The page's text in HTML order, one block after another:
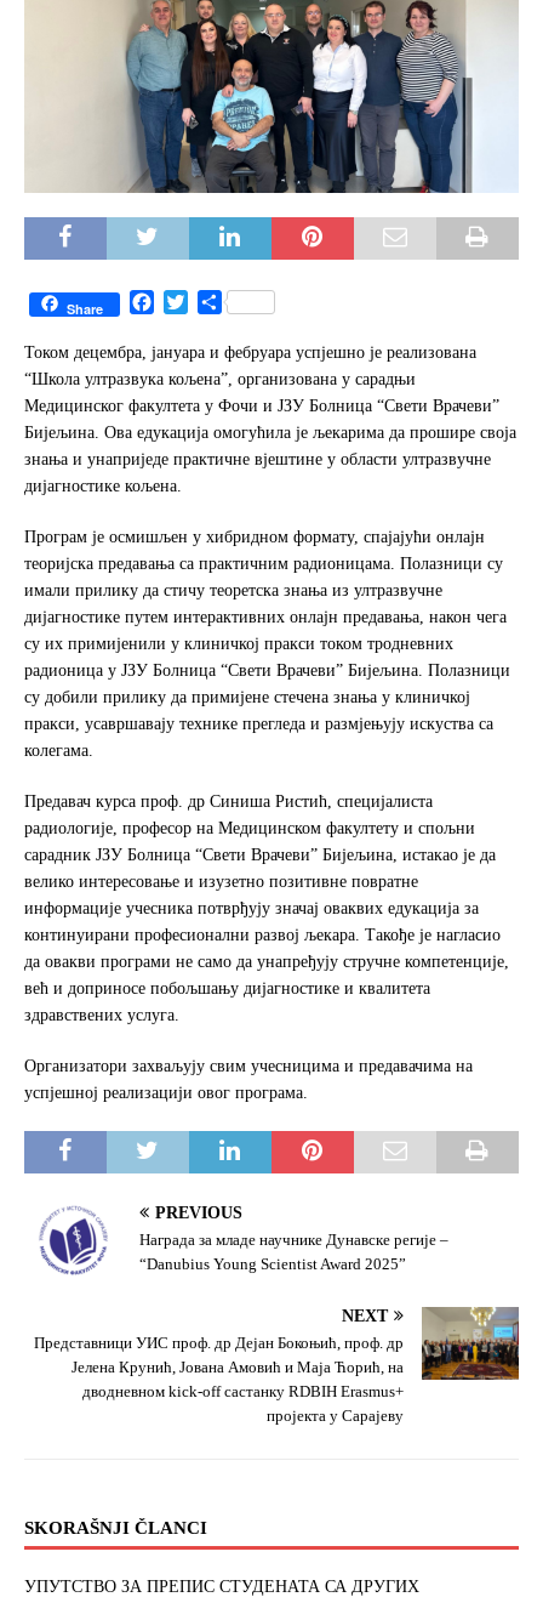
Share
c
e
b
o
k
i
t
t
r
S
a
r
e
Током децембра, јануара и фебруара успјешно је реализована
“Школа ултразвука кољена”, организована у сарадњи
Медицинског факултета у Фочи и ЈЗУ Болница “Свети Врачеви”
Бијељина. Ова едукација омогућила је љекарима да прошире своја
знања и унаприједе практичне вјештине у области ултразвучне
дијагностике кољена.
Програм је осмишљен у хибридном формату, спајајући онлајн
теоријска предавања са практичним радионицама. Полазници су
имали прилику да стичу теоретска знања из ултразвучне
дијагностике путем интерактивних онлајн предавања, након чега
су их примијенили у клиничкој пракси током тродневних
радионица у ЈЗУ Болница “Свети Врачеви” Бијељина. Полазници
су добили прилику да примијене стечена знања у клиничкој
пракси, усавршавају технике прегледа и размјењују искуства са
колегама.
Предавач курса проф. др Синиша Ристић, специјалиста
радиологије, професор на Медицинском факултету и спољни
сарадник ЈЗУ Болница “Свети Врачеви” Бијељина, истакао је да
велико интересовање и изузетно позитивне повратне
информације учесника потврђују значај оваквих едукација за
континуирани професионални развој љекара. Такође је нагласио
да овакви програми не само да унапређују стручне компетенције,
већ и доприносе побољшању дијагностике и квалитета
здравствених услуга.
Организатори захваљују свим учесницима и предавачима на
успјешној реализацији овог програма.
PREVIOUS
Награда за младе научнике Дунавске регије –
“Danubius Young Scientist Award 2025”
NEXT
Представници УИС проф. др Дејан Бокоњић, проф. др
Јелена Крунић, Јована Амовић и Маја Ћорић, на
дводневном kick-off састанку RDBIH Erasmus+
пројекта у Сарајеву
SKORAŠNJI ČLANCI
УПУТСТВО ЗА ПРЕПИС СТУДЕНАТА СА ДРУГИХ